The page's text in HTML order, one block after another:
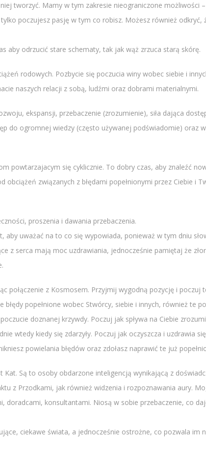
tworzyć. Mamy w tym zakresie nieograniczone możliwości
poczujesz pasję w tym co robisz. Możesz również odkryć,
aby odrzucić stare schematy, tak jak wąż zrzuca starą skórę.
rodowych. Pozbycie się poczucia winy wobec siebie i
naszych relacji z sobą, ludźmi oraz dobrami materialnymi.
ekspansji, przebaczenie (zrozumienie), siła dająca
do ogromnej wiedzy (często używanej podświadomie) oraz
powtarzajacym się cyklicznie. To dobry czas, aby znaleźć
związanych z błędami popełnionymi przez Ciebie i
proszenia i dawania przebaczenia.
uważać na to co się wypowiada, ponieważ w tym dniu
z serca mają moc uzdrawiania, jednocześnie pamiętaj że
z Kosmosem. Przyjmij wygodną pozycję i poczuj
popełnione wobec Stwórcy, siebie i innych, również te
doznanej krzywdy. Poczuj jak spływa na Ciebie
wtedy kiedy się zdarzyły. Poczuj jak oczyszcza i uzdrawia
powielania błędów oraz zdołasz naprawić te już
Są to osoby obdarzone inteligencją wynikającą z
z Przodkami, jak również widzenia i rozpoznawania aury.
doradcami, konsultantami. Niosą w sobie przebaczenie, co
ciekawe świata, a jednocześnie ostrożne, co pozwala im